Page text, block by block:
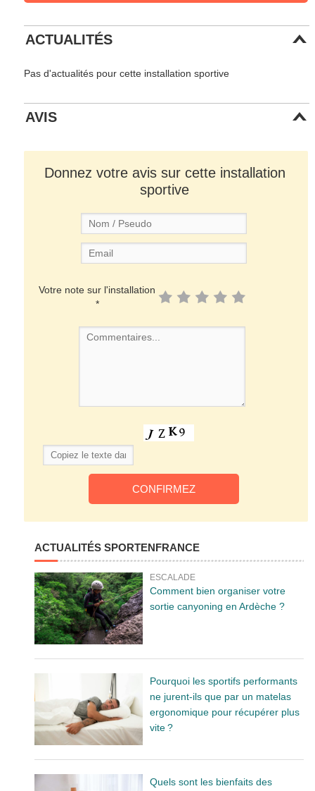
ACTUALITÉS
Pas d'actualités pour cette installation sportive
AVIS
Donnez votre avis sur cette installation
sportive
Votre note sur l'installation
*
ACTUALITÉS SPORTENFRANCE
ESCALADE
Comment bien organiser votre
sortie canyoning en Ardèche ?
Pourquoi les sportifs performants
ne jurent-ils que par un matelas
ergonomique pour récupérer plus
vite ?
Quels sont les bienfaits des